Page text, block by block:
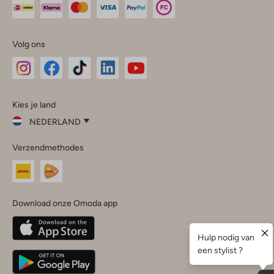
Volg ons
InstagramFacebook
Kies je land
NEDERLAND
je
land
Nederland
Belgique(Français)
Deutschland
Verzendmethodes
Download onze Omoda app